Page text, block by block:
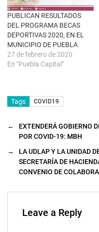
n
a
n
u
e
v
a
)
PUBLICAN RESULTADOS
DEL PROGRAMA BECAS
DEPORTIVAS 2020, EN EL
MUNICIPIO DE PUEBLA
27 de febrero de 2020
En "Puebla Capital"
Tags COVID19
←
EXTENDERÁ GOBIERNO
POR COVID-19: MBH
→
LA UDLAP Y LA UNIDAD
SECRETARÍA DE
CONVENIO DE
Leave a Reply